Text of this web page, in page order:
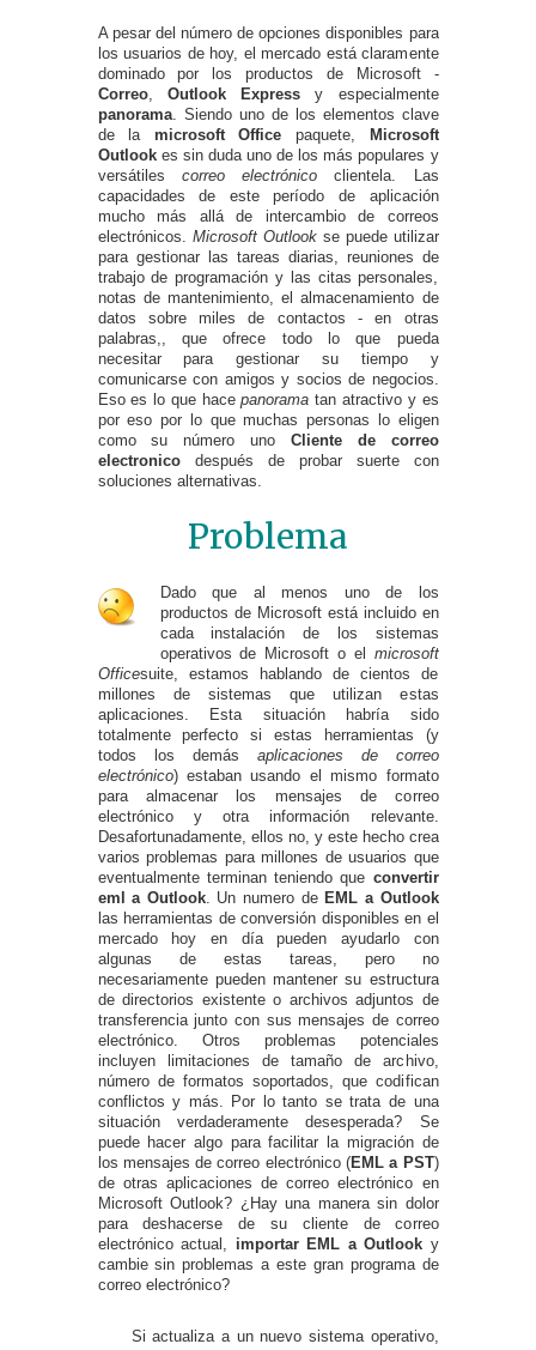
A pesar del número de opciones disponibles para
los usuarios de hoy, el mercado está claramente
dominado por los productos de Microsoft -
Correo, Outlook Express y especialmente
panorama. Siendo uno de los elementos clave
de la microsoft Office paquete,
Microsoft
Outlookes sin duda uno de los más populares y
versátiles correo electrónico clientela. Las
capacidades de este período de aplicación
mucho más allá de intercambio de correos
electrónicos. Microsoft Outlookse puede utilizar
para gestionar las tareas diarias, reuniones de
trabajo de programación y las citas personales,
notas de mantenimiento, el almacenamiento de
datos sobre miles de contactos - en otras
palabras,, que ofrece todo lo que pueda
necesitar para gestionar su tiempo y
comunicarse con amigos y socios de negocios.
Eso es lo que hacepanorama tan atractivo y es
por eso por lo que muchas personas lo eligen
como su número uno Cliente de correo
electronicodespués de probar suerte con
soluciones alternativas.
Problema
Dado que al menos uno de los
productos de Microsoft está incluido en
cada instalación de los sistemas
operativos de Microsoft o el microsoft
Officesuite, estamos hablando de cientos de
millones de sistemas que utilizan estas
aplicaciones. Esta situación habría sido
totalmente perfecto si estas herramientas (y
todos los demás aplicaciones de correo
electrónico) estaban usando el mismo formato
para almacenar los mensajes de correo
electrónico y otra información relevante.
Desafortunadamente, ellos no, y este hecho crea
varios problemas para millones de usuarios que
eventualmente terminan teniendo que convertir
eml a Outlook. Un numero de EML a Outlook
las herramientas de conversión disponibles en el
mercado hoy en día pueden ayudarlo con
algunas de estas tareas, pero no
necesariamente pueden mantener su estructura
de directorios existente o archivos adjuntos de
transferencia junto con sus mensajes de correo
electrónico. Otros problemas potenciales
incluyen limitaciones de tamaño de archivo,
número de formatos soportados, que codifican
conflictos y más. Por lo tanto se trata de una
situación verdaderamente desesperada? Se
puede hacer algo para facilitar la migración de
los mensajes de correo electrónico (EML a PST)
de otras aplicaciones de correo electrónico en
Microsoft Outlook? ¿Hay una manera sin dolor
para deshacerse de su cliente de correo
electrónico actual, importar EML a Outlook y
cambie sin problemas a este gran programa de
correo electrónico?
Si actualiza a un nuevo sistema operativo,